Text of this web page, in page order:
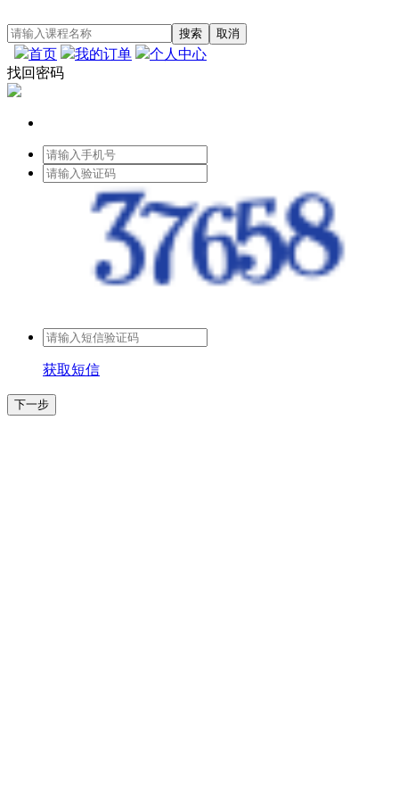
首页 我的订单
个人中心
找回密码
获取短信